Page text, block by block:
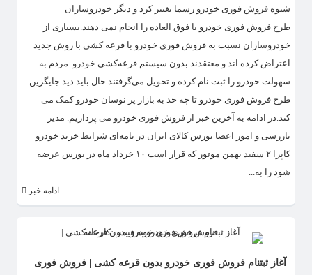
​شیوه فروش فوری خودرو رسما تغییر کرد و دیگر خودروسازان
طرح فروش فوری خودرو یا فوق العاده را انجام نمی دهند.بسیاری از
خودروسازان نسبت به فروش فوری خودرو با قرعه کشی با روش جدید
اعتراض کرده اند و معتقدند بدون سیستم قرعه‌کشی خودرو مردم به
سهولت خودرو را ثبت نام کرده و تحویل می‌گرفتند.حال باید دید جایگزین
طرح فروش فوری خودرو تا چه حد به بازار پر نوسان خودرو کمک می
کند.در ادامه به آخرین خبر از فروش فوری خودرو می پردازیم. مدیر
بازرسی و امور اعضا بورس کالای ایران در نامه‌ای شرایط خرید خودرو
کاپرا ۲ سفید بهمن موتور که قرار است ۱۰ خرداد ماه در بورس عرضه
شود را به...
ادامه خبر
آغاز ثبتنام فروش فوری خودرو بدون قرعه کشی | فروش فوری